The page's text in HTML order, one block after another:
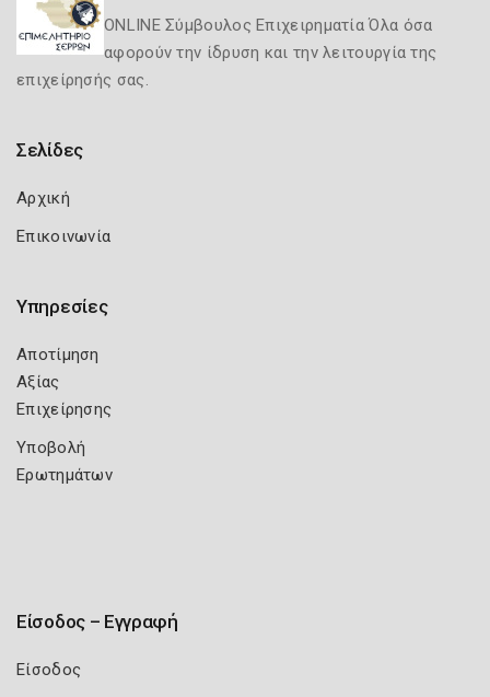
ONLINE Σύμβουλος Επιχειρηματία Όλα όσα
αφορούν την ίδρυση και την λειτουργία της
επιχείρησής σας.
Σελίδες
Αρχική
Επικοινωνία
Υπηρεσίες
Αποτίμηση
Αξίας
Επιχείρησης
Υποβολή
Ερωτημάτων
Είσοδος – Εγγραφή
Είσοδος